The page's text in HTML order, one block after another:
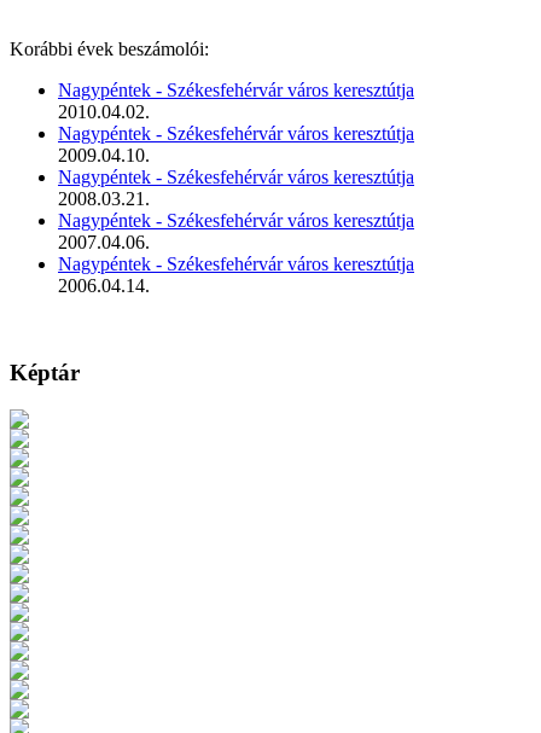
Korábbi évek beszámolói:
Nagypéntek - Székesfehérvár város keresztútja
2010.04.02.
Nagypéntek - Székesfehérvár város keresztútja
2009.04.10.
Nagypéntek - Székesfehérvár város keresztútja
2008.03.21.
Nagypéntek - Székesfehérvár város keresztútja
2007.04.06.
Nagypéntek - Székesfehérvár város keresztútja
2006.04.14.
Képtár